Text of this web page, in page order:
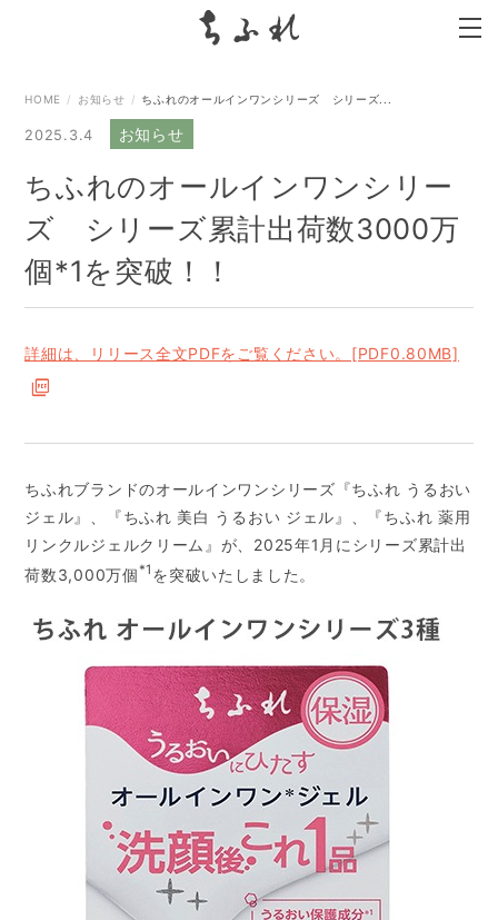
HOME お知らせ ちふれのオールインワンシリーズ シリーズ...
2025.3.4 お知らせ
ちふれのオールインワンシリー
ズ シリーズ累計出荷数3000万
個*1を突破！！
詳細は、リリース全文PDFをご覧ください。[PDF0.80MB]
ちふれブランドのオールインワンシリーズ『ちふれ うるおい
ジェル』、『ちふれ 美白 うるおい ジェル』、『ちふれ 薬用
リンクルジェルクリーム』が、2025年1月にシリーズ累計出
荷数3,000万個 *1 を突破いたしました。